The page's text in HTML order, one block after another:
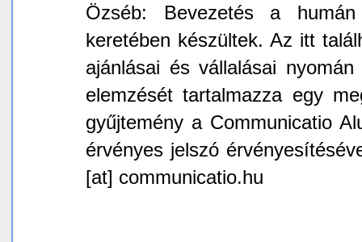
Özséb: Bevezetés a
keretében készültek. Az itt
ajánlásai és vállalásai
elemzését tartalmazza egy
gyűjtemény a Communicatio
érvényes jelszó
[at] communicatio.hu